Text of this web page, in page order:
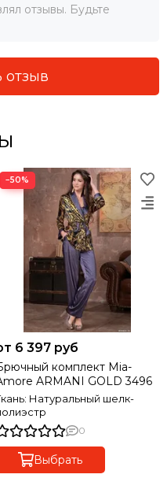
отзывы. Будьте
отзыв
−50%
6 397 руб
комплект Mia-
ARMANI GOLD 3496
Натуральный шелк-
0
Выбрать